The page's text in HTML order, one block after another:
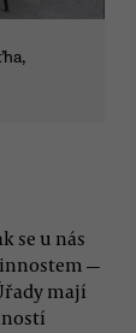
se u nás
—
mají